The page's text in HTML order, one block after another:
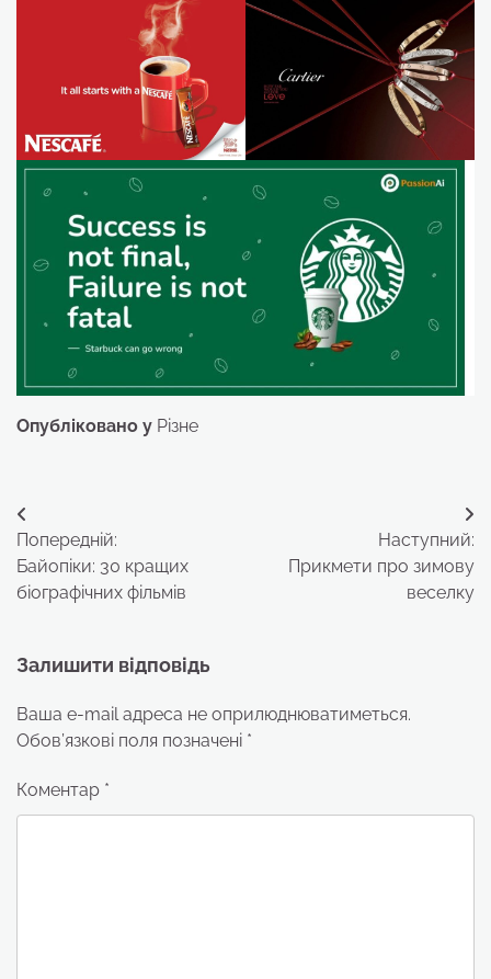
Опубліковано у Різне
Навігація
записів
Попередній:
Байопіки: 30 кращих
біографічних фільмів
Наступний:
Прикмети про зимову
веселку
Залишити відповідь
Ваша e-mail адреса не оприлюднюватиметься.
Обов’язкові поля позначені *
Коментар *